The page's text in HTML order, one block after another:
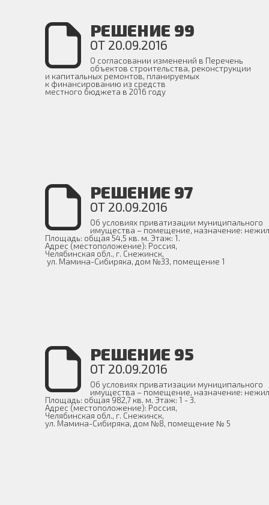
РЕШЕНИЕ 99
ОТ 20.09.2016
О согласовании изменений в Перечень
объектов строительства, реконструкции
и капитальных ремонтов, планируемых
к финансированию из средств
местного бюджета в 2016 году
РЕШЕНИЕ 97
ОТ 20.09.2016
Об условиях приватизации муниципального
имущества – помещение, назначение:
Площадь: общая 54,5 кв. м. Этаж: 1.
Адрес (местоположение): Россия,
Челябинская обл., г. Снежинск,
ул. Мамина-Сибиряка, дом №33, помещение 1
РЕШЕНИЕ 95
ОТ 20.09.2016
Об условиях приватизации муниципального
имущества – помещение, назначение:
Площадь: общая 982,7 кв. м. Этаж: 1 - 3.
Адрес (местоположение): Россия,
Челябинская обл., г. Снежинск,
ул. Мамина-Сибиряка, дом №8, помещение № 5